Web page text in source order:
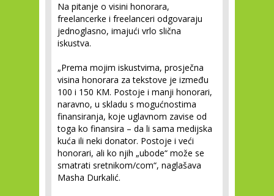
Na pitanje o visini honorara,
freelancerke i freelanceri odgovaraju
jednoglasno, imajući vrlo slična
iskustva.
„Prema mojim iskustvima, prosječna
visina honorara za tekstove je između
100 i 150 KM. Postoje i manji honorari,
naravno, u skladu s mogućnostima
finansiranja, koje uglavnom zavise od
toga ko finansira – da li sama medijska
kuća ili neki donator. Postoje i veći
honorari, ali ko njih „ubode“ može se
smatrati sretnikom/com“, naglašava
Masha Durkalić.